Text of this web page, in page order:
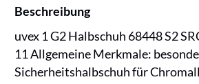
Beschreibung
uvex 1 G2 Halbschuh 68448 S2
11 Allgemeine Merkmale:
Sicherheitshalbschuh für